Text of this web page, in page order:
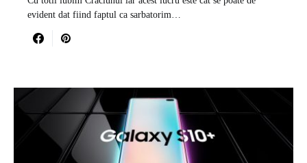
evident dat fiind faptul ca sarbatorim…